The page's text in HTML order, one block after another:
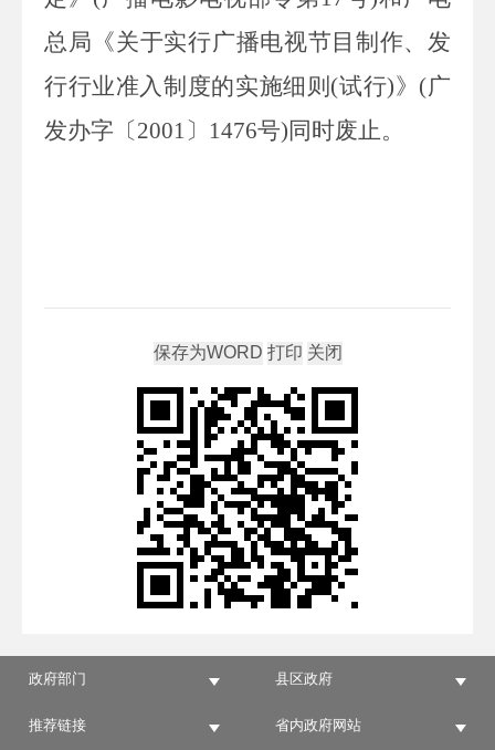
总局《关于实行广播电视节目制作、发
行行业准入制度的实施细则 (试行)》 (广
发办字〔2001〕 1476号)同时废止。
政府部门 县区政府
推荐链接 省内政府网站